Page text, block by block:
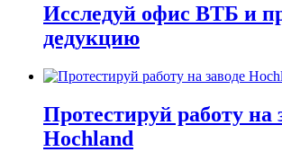
Исследуй офис ВТБ и
дедукцию
Протестируй работу на
Hochland